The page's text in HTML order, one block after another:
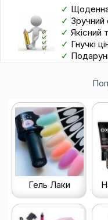
✓
✓ Зручний
✓ Якісний
✓ Гнучкі
✓
Гель Лаки